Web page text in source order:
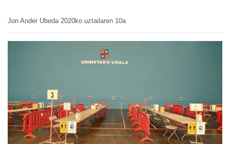
Jon Ander Ubeda 2020ko uztailaren 10a